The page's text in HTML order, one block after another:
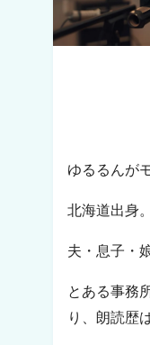
ゆるるんが
北海道出身
夫・息子・
とある事務
り、朗読歴